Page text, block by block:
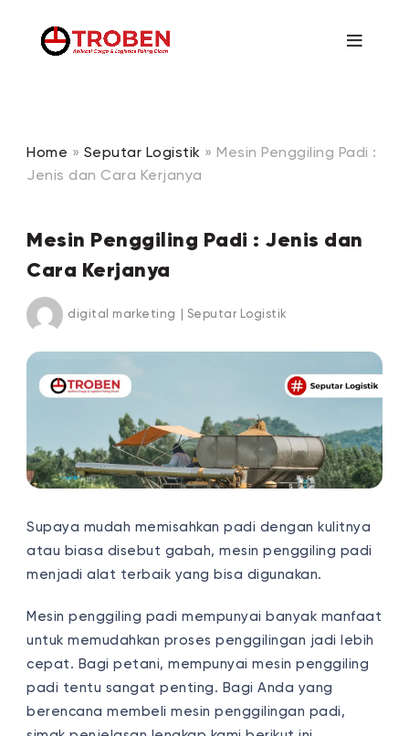
Home » Seputar Logistik »Mesin Penggiling Padi :
Jenis dan Cara Kerjanya
Mesin Penggiling Padi : Jenis dan
Cara Kerjanya
digital marketing Seputar Logistik
Supaya mudah memisahkan padi dengan kulitnya
atau biasa disebut gabah, mesin penggiling padi
menjadi alat terbaik yang bisa digunakan.
Mesin penggiling padi mempunyai banyak manfaat
untuk memudahkan proses penggilingan jadi lebih
cepat. Bagi petani, mempunyai mesin penggiling
padi tentu sangat penting. Bagi Anda yang
berencana membeli mesin penggilingan padi,